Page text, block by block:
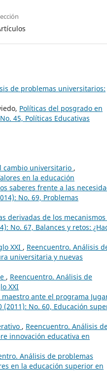
de problemas universitarios:
Políticas del posgrado en
45, Políticas Educativas
cambio universitario ,
en la educación
saberes frente a las
No. 69, Problemas
derivadas de los
No. 67, Balances y retos:
XXI , Reencuentro. Análisis
universitaria y nuevas
, Reencuentro. Análisis de
XXI
ante el programa
No. 60, Educación
, Reencuentro. Análisis
innovación educativa en
Análisis de problemas
en la educación superior en